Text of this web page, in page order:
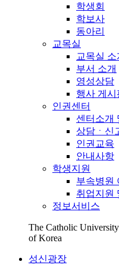
학생회
학보사
동아리
교목실
교목실 소
부서 소개
영성상담
행사 게시
인권센터
센터소개
상담ㆍ신
인권교육
안내사항
학생지원
부속병원
취업지원
정보서비스
The Catholic University
of Korea
성신광장